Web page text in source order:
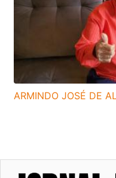
ARMINDO JOSÉ DE